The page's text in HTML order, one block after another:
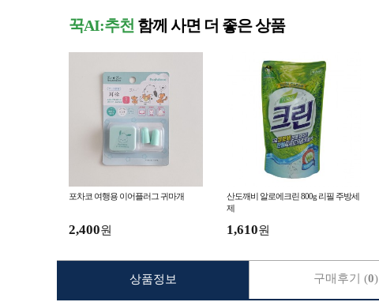
꾹AI:추천 함께 사면 더 좋은 상품
포차코 여행용 이어플러그 귀마개
2,400원
산도깨비 알로에크린 800g 리필 주방세
제
1,610원
상품정보 구매후기 (0)